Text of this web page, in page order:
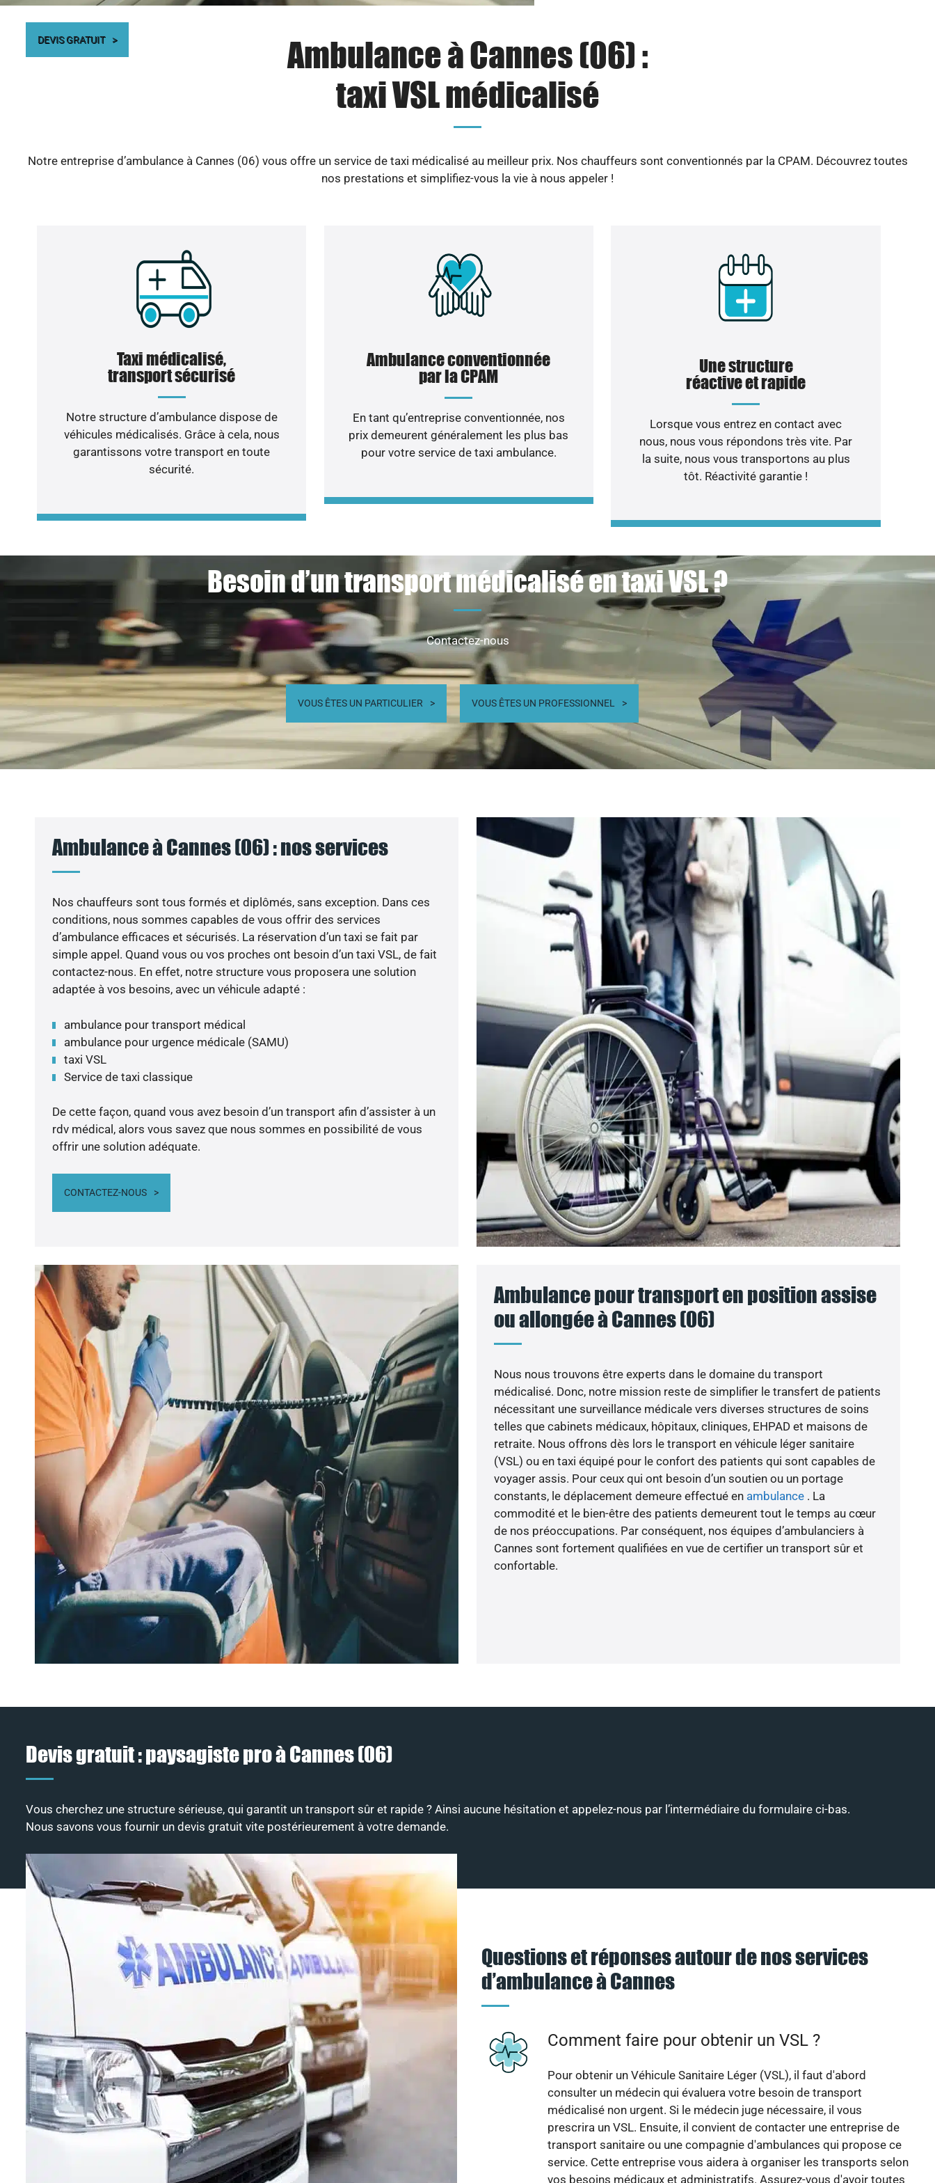
DEVIS GRATUIT
Ambulance à Cannes (06) :
taxi VSL médicalisé
Notre entreprise d’ambulance à Cannes (06) vous offre un service de taxi médicalisé au meilleur prix. Nos chauffeurs sont conventionnés par la CPAM. Découvrez toutes
nos prestations et simplifiez-vous la vie à nous appeler !
Taxi médicalisé,
transport sécurisé
Notre structure d’ambulance dispose de
véhicules médicalisés. Grâce à cela, nous
garantissons votre transport en toute
sécurité.
Ambulance conventionnée
par la CPAM
En tant qu’entreprise conventionnée, nos
prix demeurent généralement les plus bas
pour votre service de taxi ambulance.
Une structure
réactive et rapide
Lorsque vous entrez en contact avec
nous, nous vous répondons très vite. Par
la suite, nous vous transportons au plus
tôt. Réactivité garantie !
Besoin d’un transport médicalisé en taxi VSL ?
Contactez-nous
VOUS ÊTES UN PARTICULIER VOUS ÊTES UN PROFESSIONNEL
Ambulance à Cannes (06) : nos services
Nos chauffeurs sont tous formés et diplômés, sans exception. Dans ces
conditions, nous sommes capables de vous offrir des services
d’ambulance efficaces et sécurisés. La réservation d’un taxi se fait par
simple appel. Quand vous ou vos proches ont besoin d’un taxi VSL, de fait
contactez-nous. En effet, notre structure vous proposera une solution
adaptée à vos besoins, avec un véhicule adapté :
ambulance pour transport médical
ambulance pour urgence médicale (SAMU)
taxi VSL
Service de taxi classique
De cette façon, quand vous avez besoin d’un transport afin d’assister à un
rdv médical, alors vous savez que nous sommes en possibilité de vous
offrir une solution adéquate.
CONTACTEZ-NOUS
Ambulance pour transport en position assise
ou allongée à Cannes (06)
Nous nous trouvons être experts dans le domaine du transport
médicalisé. Donc, notre mission reste de simplifier le transfert de patients
nécessitant une surveillance médicale vers diverses structures de soins
telles que cabinets médicaux, hôpitaux, cliniques, EHPAD et maisons de
retraite. Nous offrons dès lors le transport en véhicule léger sanitaire
(VSL) ou en taxi équipé pour le confort des patients qui sont capables de
voyager assis. Pour ceux qui ont besoin d’un soutien ou un portage
constants, le déplacement demeure effectué en ambulance . La
commodité et le bien-être des patients demeurent tout le temps au cœur
de nos préoccupations. Par conséquent, nos équipes d’ambulanciers à
Cannes sont fortement qualifiées en vue de certifier un transport sûr et
confortable.
Devis gratuit : paysagiste pro à Cannes (06)
Vous cherchez une structure sérieuse, qui garantit un transport sûr et rapide ? Ainsi aucune hésitation et appelez-nous par l’intermédiaire du formulaire ci-bas.
Nous savons vous fournir un devis gratuit vite postérieurement à votre demande.
Questions et réponses autour de nos services
d’ambulance à Cannes
Comment faire pour obtenir un VSL ?
Pour obtenir un Véhicule Sanitaire Léger (VSL), il faut d'abord
consulter un médecin qui évaluera votre besoin de transport
médicalisé non urgent. Si le médecin juge nécessaire, il vous
prescrira un VSL. Ensuite, il convient de contacter une entreprise de
transport sanitaire ou une compagnie d'ambulances qui propose ce
service. Cette entreprise vous aidera à organiser les transports selon
vos besoins médicaux et administratifs. Assurez-vous d'avoir toutes